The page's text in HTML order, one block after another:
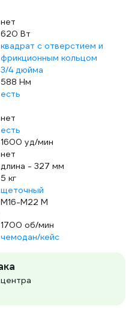
нет
620 Вт
квадрат с отверстием и
фрикционным кольцом
3/4 дюйма
588 Нм
есть
нет
есть
1600 уд/мин
нет
длина - 327 мм
5 кг
щеточный
М16-М22 М
1700 об/мин
чемодан/кейс